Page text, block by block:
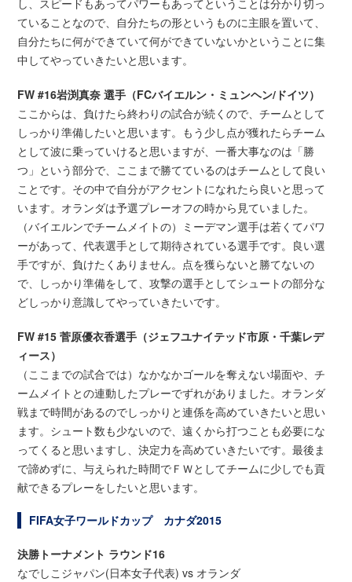
し、スピードもあってパワーもあってということは分かり切っ
ていることなので、自分たちの形というものに主眼を置いて、
自分たちに何ができていて何ができていないかということに集
中してやっていきたいと思います。
FW #16岩渕真奈 選手（FCバイエルン・ミュンヘン/ドイツ）
ここからは、負けたら終わりの試合が続くので、チームとして
しっかり準備したいと思います。もう少し点が獲れたらチーム
として波に乗っていけると思いますが、一番大事なのは「勝
つ」という部分で、ここまで勝てているのはチームとして良い
ことです。その中で自分がアクセントになれたら良いと思って
います。オランダは予選プレーオフの時から見ていました。
（バイエルンでチームメイトの）ミーデマン選手は若くてパワ
ーがあって、代表選手として期待されている選手です。良い選
手ですが、負けたくありません。点を獲らないと勝てないの
で、しっかり準備をして、攻撃の選手としてシュートの部分な
どしっかり意識してやっていきたいです。
FW #15 菅原優衣香選手（ジェフユナイテッド市原・千葉レデ
ィース）
（ここまでの試合では）なかなかゴールを奪えない場面や、チ
ームメイトとの連動したプレーでずれがありました。オランダ
戦まで時間があるのでしっかりと連係を高めていきたいと思い
ます。シュート数も少ないので、遠くから打つことも必要にな
ってくると思いますし、決定力を高めていきたいです。最後ま
で諦めずに、与えられた時間でＦＷとしてチームに少しでも貢
献できるプレーをしたいと思います。
FIFA女子ワールドカップ カナダ2015
決勝トーナメント ラウンド16
なでしこジャパン(日本女子代表) vs オランダ